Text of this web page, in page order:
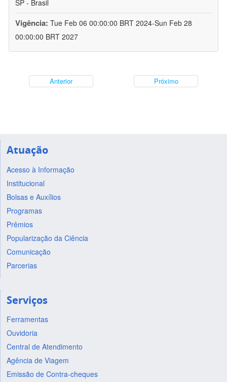
SP - Brasil
Vigência: Tue Feb 06 00:00:00 BRT 2024-Sun Feb 28
00:00:00 BRT 2027
Anterior Próximo
Atuação
Acesso à Informação
Institucional
Bolsas e Auxílios
Programas
Prêmios
Popularização da Ciência
Comunicação
Parcerias
Serviços
Ferramentas
Ouvidoria
Central de Atendimento
Agência de Viagem
Emissão de Contra-cheques